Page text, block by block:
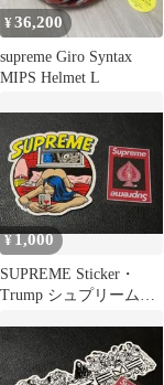
¥36,200
supreme Giro Syntax
MIPS Helmet L
¥1,000
SUPREME Sticker・
Trump シュプリーム